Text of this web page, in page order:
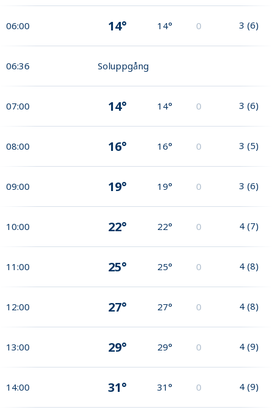
06:00 14° 14° 0 3 (6)
06:36 Soluppgång
07:00 14° 14° 0 3 (6)
08:00 16° 16° 0 3 (5)
09:00 19° 19° 0 3 (6)
10:00 22° 22° 0 4 (7)
11:00 25° 25° 0 4 (8)
12:00 27° 27° 0 4 (8)
13:00 29° 29° 0 4 (9)
14:00 31° 31° 0 4 (9)